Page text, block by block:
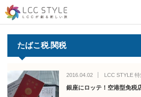
たばこ税.関税
2016.04.02 LCC STYLE 特
銀座にロッテ！空港型免税